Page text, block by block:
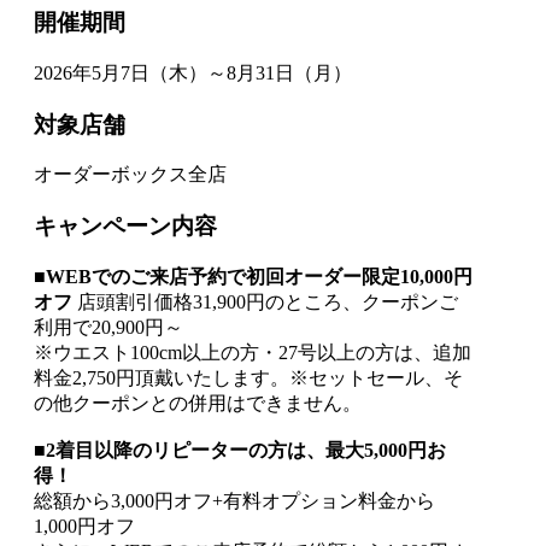
開催期間
2026年5月7日（木）～8月31日（月）
対象店舗
オーダーボックス全店
キャンペーン内容
■WEBでのご来店予約で初回オーダー限定10,000円
オフ 店頭割引価格31,900円のところ、クーポンご
利用で20,900円～
※ウエスト100cm以上の方・27号以上の方は、追加
料金2,750円頂戴いたします。※セットセール、そ
の他クーポンとの併用はできません。
■2着目以降のリピーターの方は、最大5,000円お
得！
総額から3,000円オフ+有料オプション料金から
1,000円オフ